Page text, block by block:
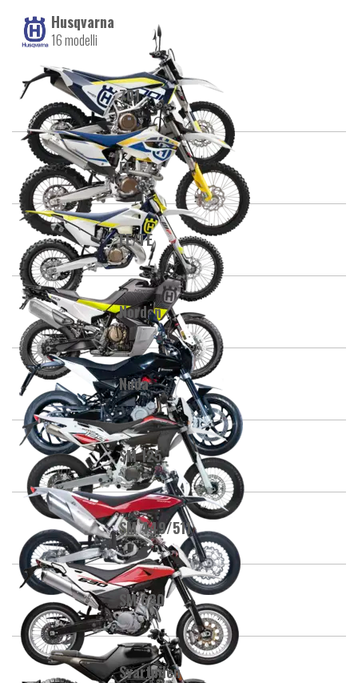
Husqvarna
16 modelli
701
FE
FE/TE
Norden
Nuda
SM 125
SM 449/511
SM 630
Svartpilen